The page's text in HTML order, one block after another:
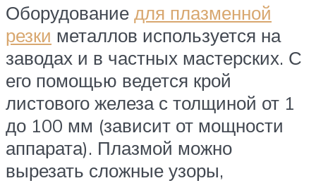
Оборудование для плазменной
резки металлов используется на
заводах и в частных мастерских. С
его помощью ведется крой
листового железа с толщиной от 1
до 100 мм (зависит от мощности
аппарата). Плазмой можно
вырезать сложные узоры,